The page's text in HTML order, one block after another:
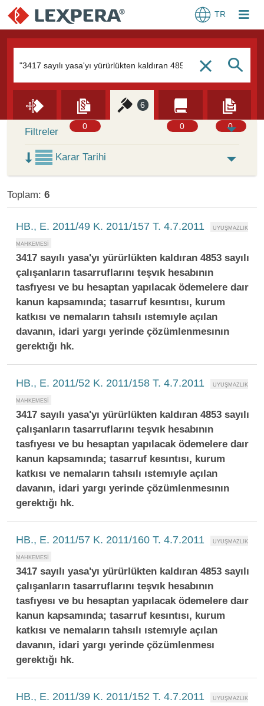
TR
c S
0
6
0 0
Skip to Search Results
Filtreler
Karar Tarihi
Toplam: 6
HB., E. 2011/49 K. 2011/157 T. 4.7.2011
3417 sayılı yasa'yı yürürlükten kaldıran 4853 sayılı
çalışanların tasarruflarını teşvık hesabının
tasfıyesı ve bu hesaptan yapılacak ödemelere daır
kanun kapsamında; tasarruf kesıntısı, kurum
katkısı ve nemaların tahsılı ıstemıyle açılan
davanın, idari yargı yerinde çözümlenmesının
gerektığı hk.
HB., E. 2011/52 K. 2011/158 T. 4.7.2011
3417 sayılı yasa'yı yürürlükten kaldıran 4853 sayılı
çalışanların tasarruflarını teşvık hesabının
tasfıyesı ve bu hesaptan yapılacak ödemelere daır
kanun kapsamında; tasarruf kesıntısı, kurum
katkısı ve nemaların tahsılı ıstemıyle açılan
davanın, idari yargı yerinde çözümlenmesının
gerektığı hk.
HB., E. 2011/57 K. 2011/160 T. 4.7.2011
3417 sayılı yasa'yı yürürlükten kaldıran 4853 sayılı
çalışanların tasarruflarını teşvık hesabının
tasfıyesı ve bu hesaptan yapılacak ödemelere daır
kanun kapsamında; tasarruf kesıntısı, kurum
katkısı ve nemaların tahsılı ıstemıyle açılan
davanın, idari yargı yerinde çözümlenmesı
gerektığı hk.
HB., E. 2011/39 K. 2011/152 T. 4.7.2011